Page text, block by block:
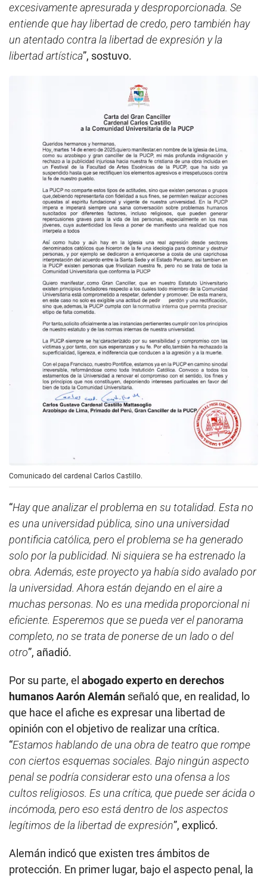
excesivamente apresurada y desproporcionada. Se
entiende que hay libertad de credo, pero también hay
un atentado contra la libertad de expresión y la
libertad artística”, sostuvo.
Comunicado del cardenal Carlos Castillo.
“Hay que analizar el problema en su totalidad. Esta no
es una universidad pública, sino una universidad
pontificia católica, pero el problema se ha generado
solo por la publicidad. Ni siquiera se ha estrenado la
obra. Además, este proyecto ya había sido avalado por
la universidad. Ahora están dejando en el aire a
muchas personas. No es una medida proporcional ni
eficiente. Esperemos que se pueda ver el panorama
completo, no se trata de ponerse de un lado o del
otro”, añadió.
Por su parte, el abogado experto en derechos
humanos Aarón Alemán señaló que, en realidad, lo
que hace el afiche es expresar una libertad de
opinión con el objetivo de realizar una crítica.
“Estamos hablando de una obra de teatro que rompe
con ciertos esquemas sociales. Bajo ningún aspecto
penal se podría considerar esto una ofensa a los
cultos religiosos. Es una crítica, que puede ser ácida o
incómoda, pero eso está dentro de los aspectos
legítimos de la libertad de expresión”, explicó.
Alemán indicó que existen tres ámbitos de
protección. En primer lugar, bajo el aspecto penal, la